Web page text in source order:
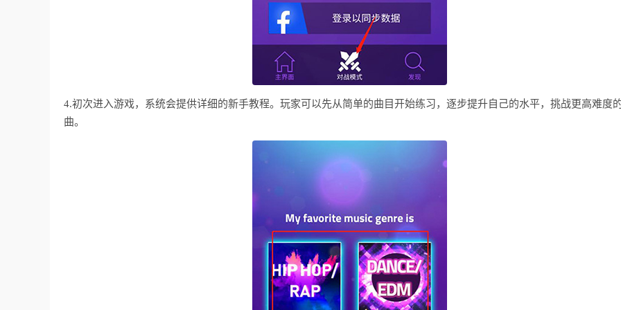
4.初次进入游戏，系统会提供详细的新手教程。玩家可以先从简单的曲目开始练习，逐步提升自己的水平，挑战更高难度
曲。